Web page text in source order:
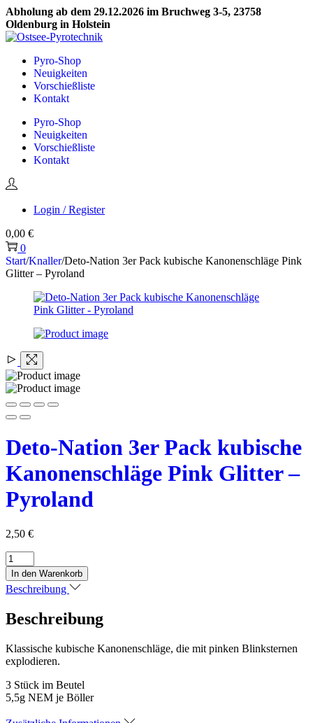
Abholung ab dem 29.12.2026 im Bruchweg 3-5, 23758
Oldenburg in Holstein
Skip
navigation
Skip
contentPyro-Shop
Neuigkeiten
Vorschießliste
Kontakt
Pyro-Shop
Neuigkeiten
Vorschießliste
Kontakt
Login / Register
0,00 €
0
Start/Knaller/Deto-Nation 3er Pack kubische Kanonenschläge Pink
Glitter – Pyroland
Deto-Nation 3er Pack kubische
Kanonenschläge Pink Glitter –
Pyroland
2,50 €
Deto-
Nation
3er
Pack
Kanonenschläge
Glitter
-
Pyroland
Menge
In den Warenkorb
Beschreibung
Beschreibung
Klassische kubische Kanonenschläge, die mit pinken Blinksternen
explodieren.
3 Stück im Beutel
5,5g NEM je Böller